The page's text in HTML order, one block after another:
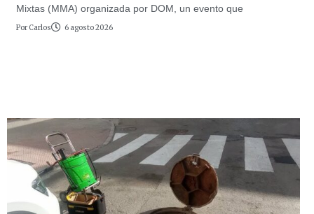
Mixtas (MMA) organizada por DOM, un evento que
Por Carlos 6 agosto 2026